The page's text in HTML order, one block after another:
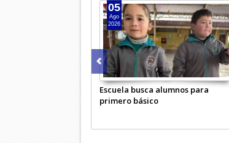
Escuela busca alumnos para
primero básico
05
Ago
2026